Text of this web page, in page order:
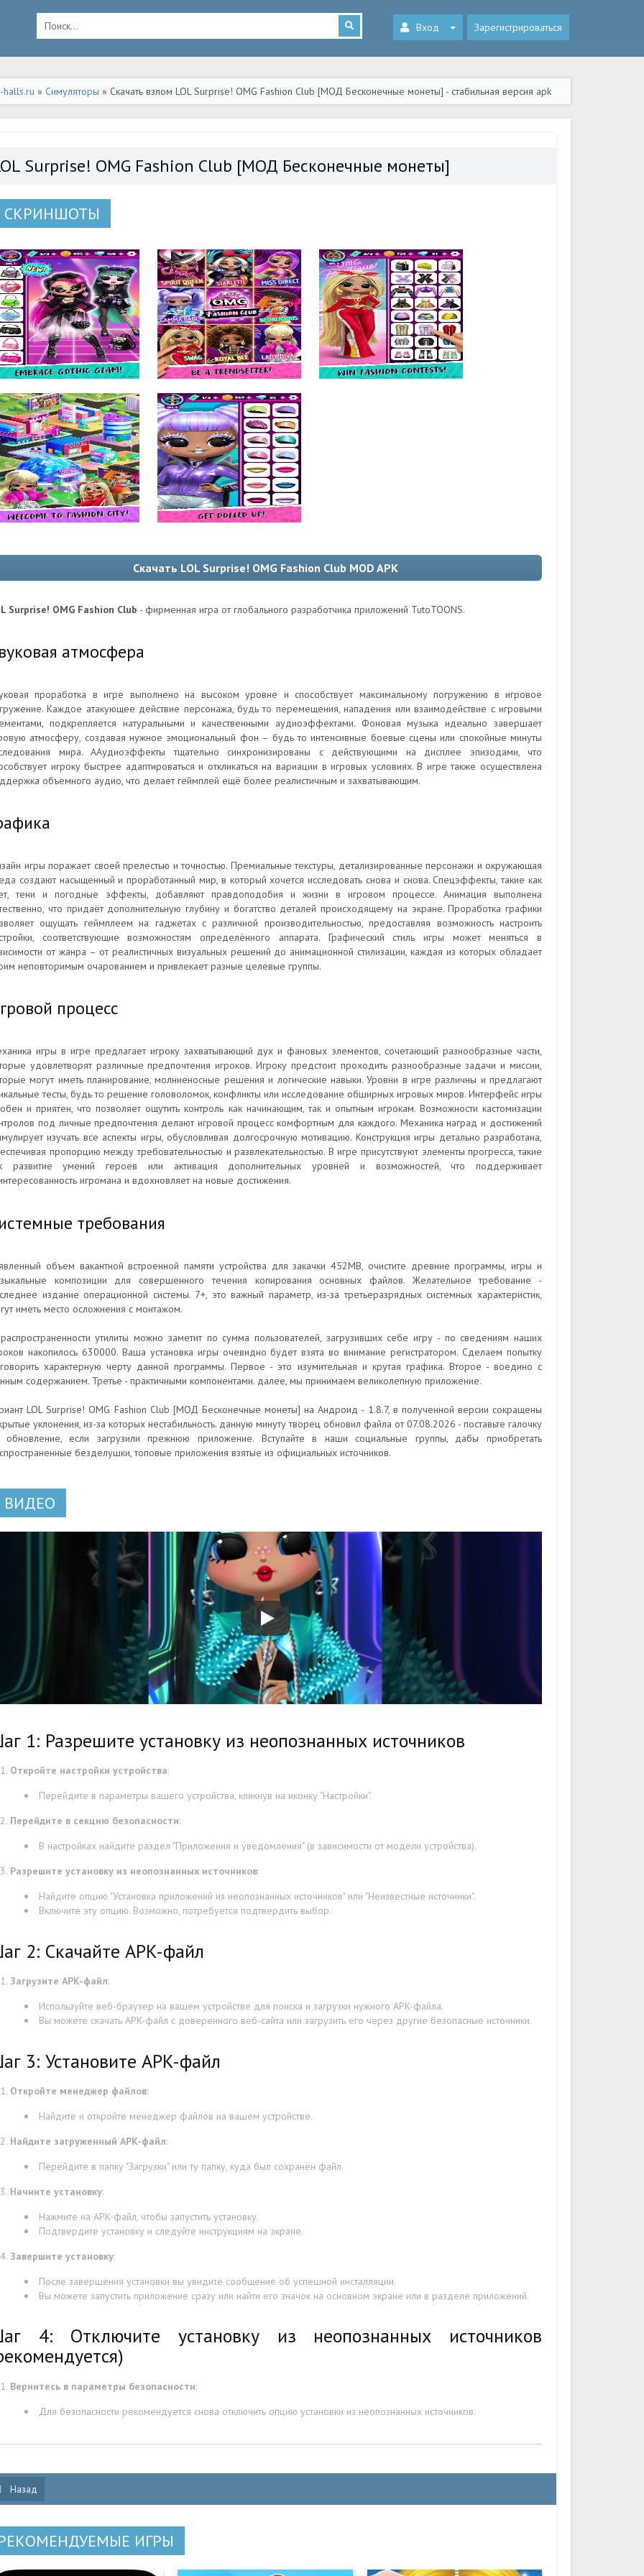
Вход Зарегистрироваться
halls.ru » Симуляторы » Скачать взлом LOL Surprise! OMG Fashion Club [МОД Бесконечные монеты] - стабильная версия apk
Surprise! OMG Fashion Club [МОД Бесконечные монеты]
СКРИНШОТЫ
Скачать LOL Surprise! OMG Fashion Club MOD APK
Surprise! OMG Fashion Club - фирменная игра от глобального разработчика приложений TutoTOONS.
атмосфера
проработка в игре выполнено на высоком уровне и способствует максимальному погружению в игровое
Каждое атакующее действие персонажа, будь то перемещения, нападения или взаимодействие с игровыми
подкрепляется натуральными и качественными аудиоэффектами. Фоновая музыка идеально завершает
атмосферу, создавая нужное эмоциональный фон – будь то интенсивные боевые сцены или спокойные минуты
мира. ААудиоэффекты тщательно синхронизированы с действующими на дисплее эпизодами, что
игроку быстрее адаптироваться и откликаться на вариации в игровых условиях. В игре также осуществлена
объемного аудио, что делает геймплей ещё более реалистичным и захватывающим.
игры поражает своей прелестью и точностью. Премиальные текстуры, детализированные персонажи и окружающая
создают насыщенный и проработанный мир, в который хочется исследовать снова и снова. Спецэффекты, такие как
тени и погодные эффекты, добавляют правдоподобия и жизни в игровом процессе. Анимация выполнена
что придаёт дополнительную глубину и богатство деталей происходящему на экране. Проработка графики
ощущать геймплеем на гаджетах с различной производительностью, предоставляя возможность настроить
соответствующие возможностям определённого аппарата. Графический стиль игры может меняться в
от жанра – от реалистичных визуальных решений до анимационной стилизации, каждая из которых обладает
неповторимым очарованием и привлекает разные целевые группы.
процесс
игры в игре предлагает игроку захватывающий дух и фановых элементов, сочетающий разнообразные части,
удовлетворят различные предпочтения игроков. Игроку предстоит проходить разнообразные задачи и миссии,
могут иметь планирование, молниеносные решения и логические навыки. Уровни в игре различны и предлагают
тесты, будь то решение головоломок, конфликты или исследование обширных игровых миров. Интерфейс игры
и приятен, что позволяет ощутить контроль как начинающим, так и опытным игрокам. Возможности кастомизации
под личные предпочтения делают игровой процесс комфортным для каждого. Механика наград и достижений
изучать все аспекты игры, обусловливая долгосрочную мотивацию. Конструкция игры детально разработана,
пропорцию между требовательностью и развлекательностью. В игре присутствуют элементы прогресса, такие
развитие умений героев или активация дополнительных уровней и возможностей, что поддерживает
игромана и вдохновляет на новые достижения.
требования
объем вакантной встроенной памяти устройства для закачки 452MB, очистите древние программы, игры и
композиции для совершенного течения копирования основных файлов. Желательное требование -
издание операционной системы. 7+, это важный параметр, из-за третьеразрядных системных характеристик,
иметь место осложнения с монтажом.
утилиты можно заметит по сумма пользователей, загрузивших себе игру - по сведениям наших
накопилось 630000. Ваша установка игры очевидно будет взята во внимание регистратором. Сделаем попытку
характерную черту данной программы. Первое - это изумительная и крутая графика. Второе - воедино с
содержанием. Третье - практичными компонентами. далее, мы принимаем великолепную приложение.
LOL Surprise! OMG Fashion Club [МОД Бесконечные монеты] на Андроид - 1.8.7, в полученной версии сокращены
уклонения, из-за которых нестабильность. данную минуту творец обновил файла от 07.08.2026 - поставьте галочку
обновление, если загрузили прежнюю приложение. Вступайте в наши социальные группы, дабы приобретать
безделушки, топовые приложения взятые из официальных источников.
ВИДЕО
1: Разрешите установку из неопознанных источников
Откройте настройки устройства:
Перейдите в параметры вашего устройства, кликнув на иконку "Настройки".
Перейдите в секцию безопасности:
В настройках найдите раздел "Приложения и уведомления" (в зависимости от модели устройства).
Разрешите установку из неопознанных источников:
Найдите опцию "Установка приложений из неопознанных источников" или "Неизвестные источники".
Включите эту опцию. Возможно, потребуется подтвердить выбор.
2: Скачайте APK-файл
Загрузите APK-файл:
Используйте веб-браузер на вашем устройстве для поиска и загрузки нужного APK-файла.
Вы можете скачать APK-файл с доверенного веб-сайта или загрузить его через другие безопасные источники.
3: Установите APK-файл
Откройте менеджер файлов:
Найдите и откройте менеджер файлов на вашем устройстве.
Найдите загруженный APK-файл:
Перейдите в папку "Загрузки" или ту папку, куда был сохранён файл.
Начните установку:
Нажмите на APK-файл, чтобы запустить установку.
Подтвердите установку и следуйте инструкциям на экране.
Завершите установку:
После завершения установки вы увидите сообщение об успешной инсталляции.
Вы можете запустить приложение сразу или найти его значок на основном экране или в разделе приложений.
4: Отключите установку из неопознанных источников
Вернитесь в параметры безопасности:
Для безопасности рекомендуется снова отключить опцию установки из неопознанных источников.
Назад
ИГРЫ